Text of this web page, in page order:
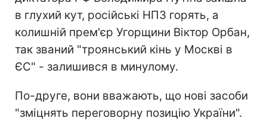
в глухий кут, російські НПЗ горять, а
колишній прем'єр Угорщини Віктор Орбан,
так званий "троянський кінь у Москві в
ЄС" - залишився в минулому.
По-друге, вони вважають, що нові засоби
"зміцнять переговорну позицію України".